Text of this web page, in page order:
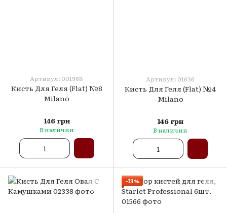
Артикул: 001968
Кисть Для Геля (Flat) №8
Milano
146 грн
В наличии
Артикул: 01636
Кисть Для Геля (Flat) №4
Milano
146 грн
В наличии
−13%